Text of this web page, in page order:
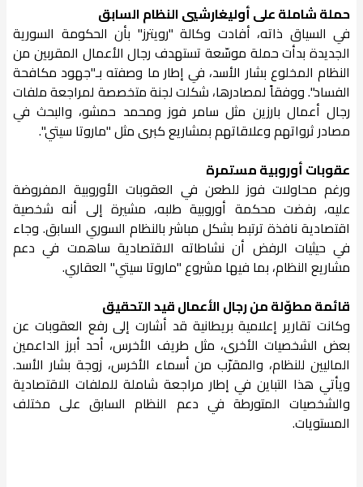
حملة شاملة على أوليغارشيي النظام السابق
في السياق ذاته، أفادت وكالة "رويترز" بأن الحكومة السورية
الجديدة بدأت حملة موسّعة تستهدف رجال الأعمال المقربين من
النظام المخلوع بشار الأسد، في إطار ما وصفته بـ"جهود مكافحة
الفساد". ووفقاً لمصادرها، شكلت لجنة متخصصة لمراجعة ملفات
رجال أعمال بارزين مثل سامر فوز ومحمد حمشو، والبحث في
مصادر ثرواتهم وعلاقاتهم بمشاريع كبرى مثل "ماروتا سيتي".
عقوبات أوروبية مستمرة
ورغم محاولات فوز للطعن في العقوبات الأوروبية المفروضة
عليه، رفضت محكمة أوروبية طلبه، مشيرة إلى أنه شخصية
اقتصادية نافذة ترتبط بشكل مباشر بالنظام السوري السابق. وجاء
في حيثيات الرفض أن نشاطاته الاقتصادية ساهمت في دعم
مشاريع النظام، بما فيها مشروع "ماروتا سيتي" العقاري.
قائمة مطوّلة من رجال الأعمال قيد التحقيق
وكانت تقارير إعلامية بريطانية قد أشارت إلى رفع العقوبات عن
بعض الشخصيات الأخرى، مثل طريف الأخرس، أحد أبرز الداعمين
الماليين للنظام، والمقرّب من أسماء الأخرس، زوجة بشار الأسد.
ويأتي هذا التباين في إطار مراجعة شاملة للملفات الاقتصادية
والشخصيات المتورطة في دعم النظام السابق على مختلف
المستويات.